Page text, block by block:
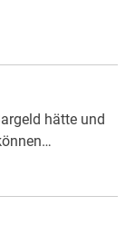
hätte und